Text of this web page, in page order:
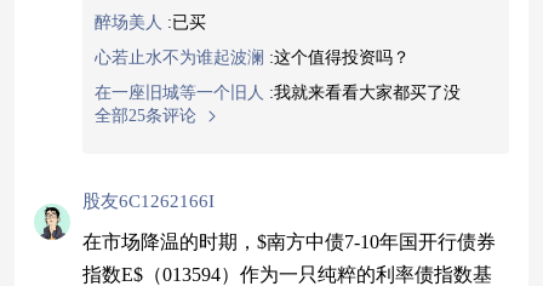
配置，将其作为组合中的一部分。需要认识到，适
合用闲置资金进行规划。#特朗普称不急于结束与
伊朗的战争#
醉场美人 :已买
心若止水不为谁起波澜 :这个值得投资吗？
在一座旧城等一个旧人 :我就来看看大家都买了没
全部25条评论
股友6C1262166I
在市场降温的时期，$南方中债7-10年国开行债券
指数E$（013594）作为一只纯粹的利率债指数基